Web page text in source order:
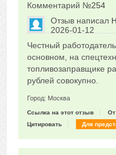
Комментарий №254
Отзыв написал
2026-01-12
0
Честный
основном, на
топливозаправщике
рублей совокупно.
Город: Москва
Ссылка на этот отзыв
Цитировать
Для